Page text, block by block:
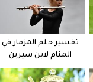
تفسير حلم المزمار في
المنام لابن سيرين